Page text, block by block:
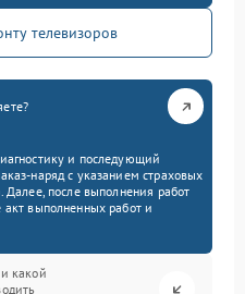
телевизоров
и последующий
наряд с указанием страховых
Далее, после выполнения работ
выполненных работ и
какой